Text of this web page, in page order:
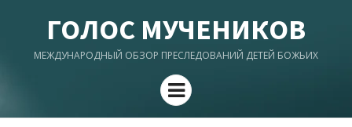
ГОЛОС МУЧЕНИКОВ
МЕЖДУНАРОДНЫЙ ОБЗОР ПРЕСЛЕДОВАНИЙ ДЕТЕЙ БОЖЬИХ
Menu